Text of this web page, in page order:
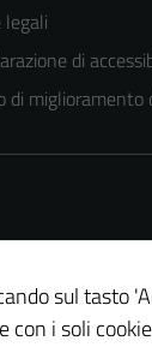
di
di miglioramento
sul tasto
con i soli
Questi cookie
sono necessari
il
cookie